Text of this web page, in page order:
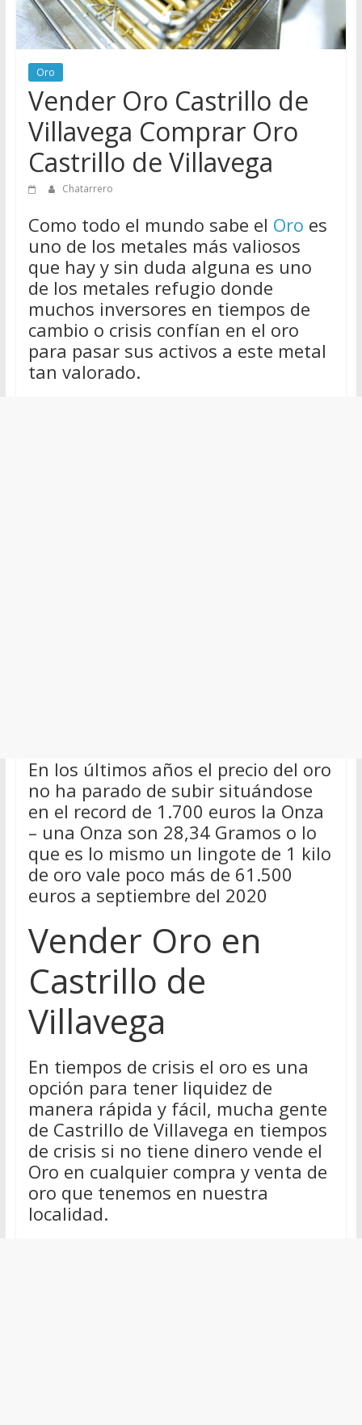
de
Chatarreros
para
vender
Chatarra
Oro
Vender Oro Castrillo de
Villavega Comprar Oro
Castrillo de Villavega
Chatarrero
Como todo el mundo sabe el Oro es
uno de los metales más valiosos
que hay y sin duda alguna es uno
de los metales refugio donde
muchos inversores en tiempos de
cambio o crisis confían en el oro
para pasar sus activos a este metal
tan valorado.
En los últimos años el precio del oro
no ha parado de subir situándose
en el record de 1.700 euros la Onza
– una Onza son 28,34 Gramos o lo
que es lo mismo un lingote de 1 kilo
de oro vale poco más de 61.500
euros a septiembre del 2020
Vender Oro en
Castrillo de
Villavega
En tiempos de crisis el oro es una
opción para tener liquidez de
manera rápida y fácil, mucha gente
de Castrillo de Villavega en tiempos
de crisis si no tiene dinero vende el
Oro en cualquier compra y venta de
oro que tenemos en nuestra
localidad.